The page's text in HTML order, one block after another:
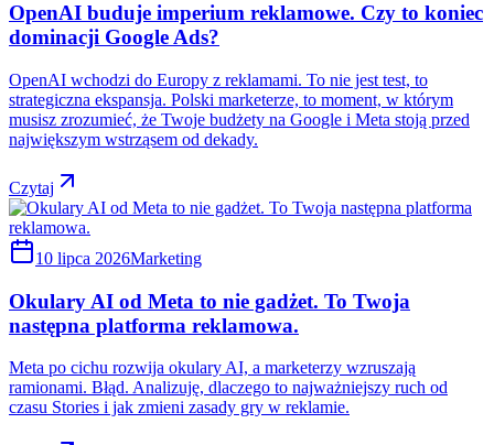
OpenAI buduje imperium reklamowe. Czy to koniec
dominacji Google Ads?
OpenAI wchodzi do Europy z reklamami. To nie jest test, to
strategiczna ekspansja. Polski marketerze, to moment, w którym
musisz zrozumieć, że Twoje budżety na Google i Meta stoją przed
największym wstrząsem od dekady.
Czytaj
10 lipca 2026Marketing
Okulary AI od Meta to nie gadżet. To Twoja
następna platforma reklamowa.
Meta po cichu rozwija okulary AI, a marketerzy wzruszają
ramionami. Błąd. Analizuję, dlaczego to najważniejszy ruch od
czasu Stories i jak zmieni zasady gry w reklamie.